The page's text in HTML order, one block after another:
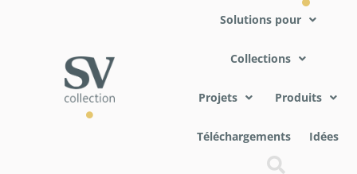
Solutions pour
Collections
Projets Produits
Téléchargements Idées